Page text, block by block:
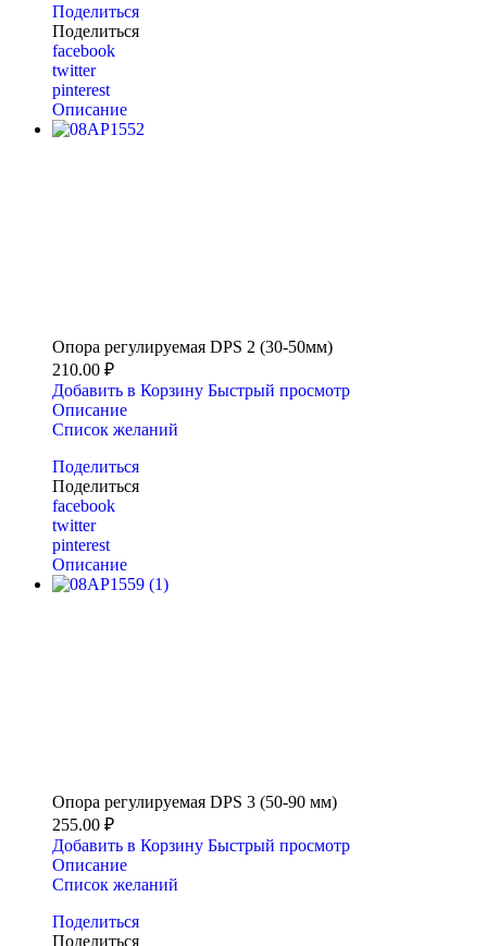
Поделиться
Поделиться
facebook
twitter
pinterest
Описание
Опора регулируемая DPS 2 (30-50мм)
210.00 ₽
Добавить в Корзину Быстрый просмотр
Описание
Список желаний
Поделиться
Поделиться
facebook
twitter
pinterest
Описание
Опора регулируемая DPS 3 (50-90 мм)
255.00 ₽
Добавить в Корзину Быстрый просмотр
Описание
Список желаний
Поделиться
Поделиться